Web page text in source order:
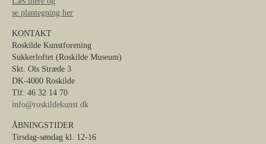
se plantegning her
KONTAKT
Roskilde Kunstforening
Sukkerloftet (Roskilde Museum)
Skt. Ols Stræde 3
DK-4000 Roskilde
Tlf: 46 32 14 70
info@roskildekunst.dk
ÅBNINGSTIDER
Tirsdag-søndag kl. 12-16